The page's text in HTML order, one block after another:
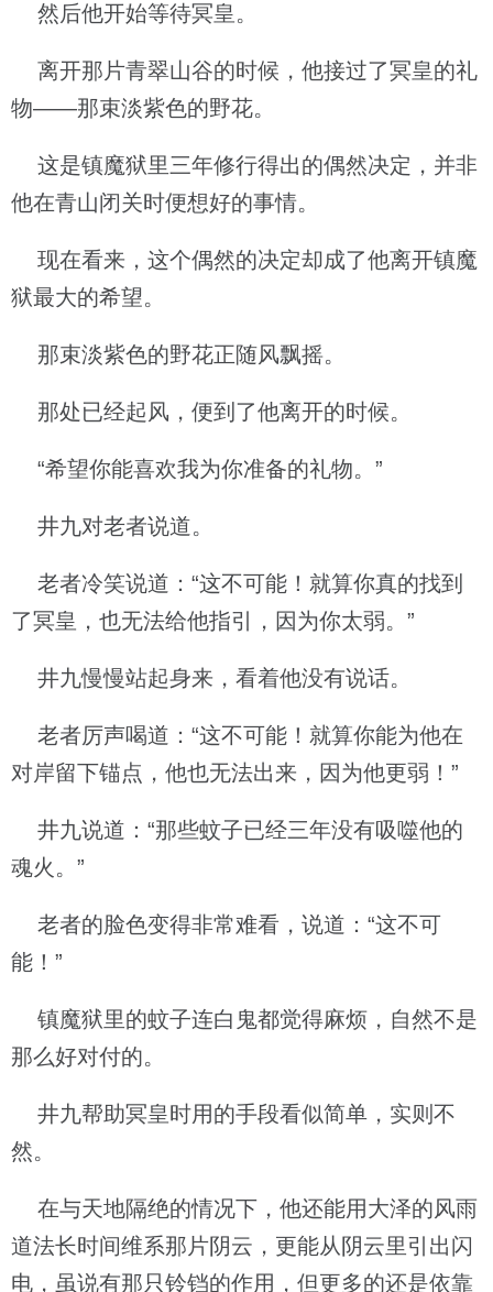
然后他开始等待冥皇。
离开那片青翠山谷的时候，他接过了冥皇的礼
物——那束淡紫色的野花。
这是镇魔狱里三年修行得出的偶然决定，并非
他在青山闭关时便想好的事情。
现在看来，这个偶然的决定却成了他离开镇魔
狱最大的希望。
那束淡紫色的野花正随风飘摇。
那处已经起风，便到了他离开的时候。
“希望你能喜欢我为你准备的礼物。”
井九对老者说道。
老者冷笑说道：“这不可能！就算你真的找到
了冥皇，也无法给他指引，因为你太弱。”
井九慢慢站起身来，看着他没有说话。
老者厉声喝道：“这不可能！就算你能为他在
对岸留下锚点，他也无法出来，因为他更弱！”
井九说道：“那些蚊子已经三年没有吸噬他的
魂火。”
老者的脸色变得非常难看，说道：“这不可
能！”
镇魔狱里的蚊子连白鬼都觉得麻烦，自然不是
那么好对付的。
井九帮助冥皇时用的手段看似简单，实则不
然。
在与天地隔绝的情况下，他还能用大泽的风雨
道法长时间维系那片阴云，更能从阴云里引出闪
电，虽说有那只铃铛的作用，但更多的还是依靠